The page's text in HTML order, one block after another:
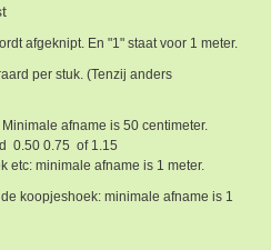
afgeknipt. En "1" staat voor 1 meter.
per stuk. (Tenzij anders
afname is 50 centimeter.
0.50 0.75 of 1.15
etc: minimale afname is 1 meter.
koopjeshoek: minimale afname is 1